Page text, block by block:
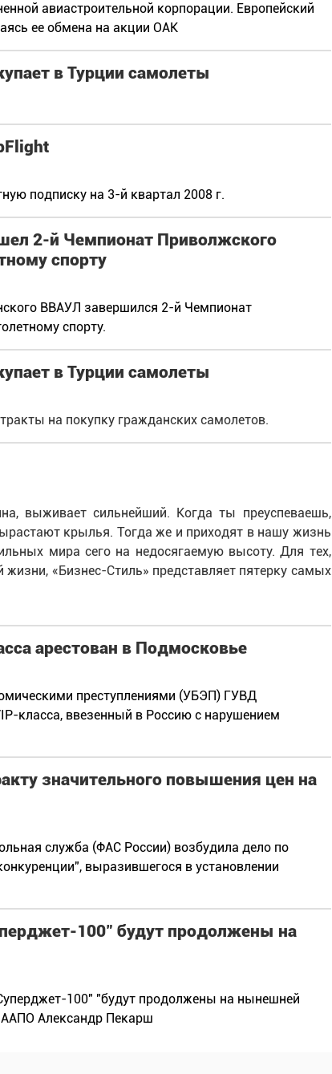
авиастроительной корпорации. Европейский
ее обмена на акции ОАК
в Турции самолеты
подписку на 3-й квартал 2008 г.
2-й Чемпионат Приволжского
спорту
ВВАУЛ завершился 2-й Чемпионат
спорту.
в Турции самолеты
на покупку гражданских самолетов.
выживает сильнейший. Когда ты преуспеваешь,
крылья. Тогда же и приходят в нашу жизнь
мира сего на недосягаемую высоту. Для тех,
«Бизнес-Стиль» представляет пятерку самых
арестован в Подмосковье
преступлениями (УБЭП) ГУВД
класса, ввезенный в Россию с нарушением
значительного повышения цен на
служба (ФАС России) возбудила дело по
выразившегося в установлении
100" будут продолжены на
100" "будут продолжены на нынешней
Александр Пекарш